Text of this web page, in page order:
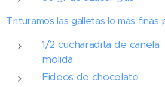
Trituramos las galletas lo más finas
1/2 cucharadita de canela
molida
Fideos de chocolate